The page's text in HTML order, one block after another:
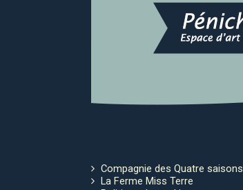
Compagnie des Quatre saisons
La Ferme Miss Terre